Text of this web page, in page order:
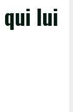
qui lui